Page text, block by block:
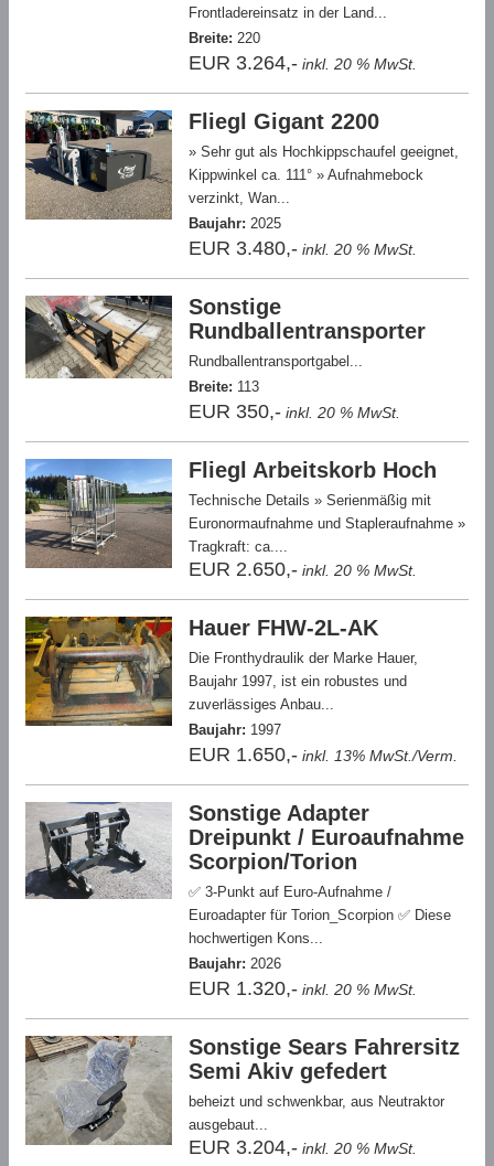
Frontladereinsatz in der Land...
Breite: 220
EUR 3.264,- inkl. 20 % MwSt.
Fliegl Gigant 2200
» Sehr gut als Hochkippschaufel geeignet,
Kippwinkel ca. 111° » Aufnahmebock
verzinkt, Wan...
Baujahr: 2025
EUR 3.480,- inkl. 20 % MwSt.
Sonstige
Rundballentransporter
Rundballentransportgabel...
Breite: 113
EUR 350,- inkl. 20 % MwSt.
Fliegl Arbeitskorb Hoch
Technische Details » Serienmäßig mit
Euronormaufnahme und Stapleraufnahme »
Tragkraft: ca....
EUR 2.650,- inkl. 20 % MwSt.
Hauer FHW-2L-AK
Die Fronthydraulik der Marke Hauer,
Baujahr 1997, ist ein robustes und
zuverlässiges Anbau...
Baujahr: 1997
EUR 1.650,- inkl. 13% MwSt./Verm.
Sonstige Adapter
Dreipunkt / Euroaufnahme
Scorpion/Torion
✅ 3-Punkt auf Euro-Aufnahme /
Euroadapter für Torion_Scorpion ✅ Diese
hochwertigen Kons...
Baujahr: 2026
EUR 1.320,- inkl. 20 % MwSt.
Sonstige Sears Fahrersitz
Semi Akiv gefedert
beheizt und schwenkbar, aus Neutraktor
ausgebaut...
EUR 3.204,- inkl. 20 % MwSt.